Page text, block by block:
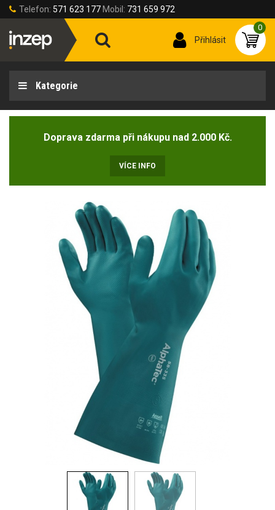
Telefon: 571 623 177 Mobil: 731 659 972
Přihlásit
0
Kategorie
Doprava zdarma při nákupu nad 2.000 Kč.
VÍCE INFO